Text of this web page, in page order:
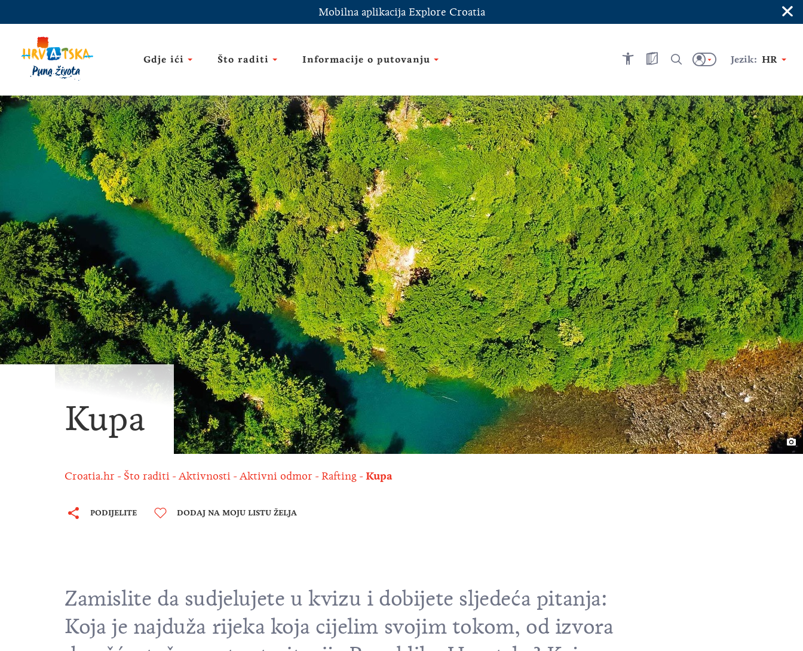
Mobilna aplikacija Explore Croatia ×
Gdje ići Što raditi Informacije o putovanju Jezik: HR
Kupa
Croatia.hr Što raditi Aktivnosti Aktivni odmor Rafting Kupa
PODIJELITE DODAJ NA MOJU LISTU ŽELJA
Zamislite da sudjelujete u kvizu i dobijete sljedeća pitanja:
Koja je najduža rijeka koja cijelim svojim tokom, od izvora